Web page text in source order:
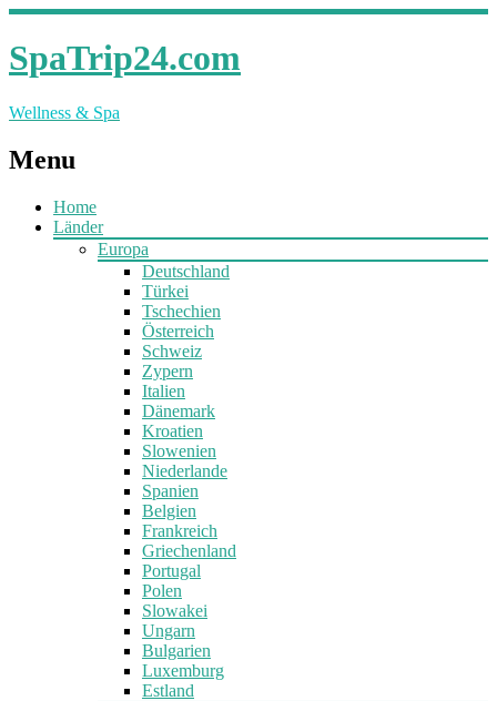
SpaTrip24.com
Wellness & Spa
Menu
Home
Länder
Europa
Deutschland
Türkei
Tschechien
Österreich
Schweiz
Zypern
Italien
Dänemark
Kroatien
Slowenien
Niederlande
Spanien
Belgien
Frankreich
Griechenland
Portugal
Polen
Slowakei
Ungarn
Bulgarien
Luxemburg
Estland